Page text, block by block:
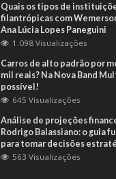
Quais os tipos de
filantrópicas com
Ana Lúcia Lopes Paneguini
1.098 Visualizações
Carros de alto padrão por
mil reais? Na Nova Band
possível!
645 Visualizações
Análise de projeções
Rodrigo Balassiano: o guia
para tomar decisões
563 Visualizações